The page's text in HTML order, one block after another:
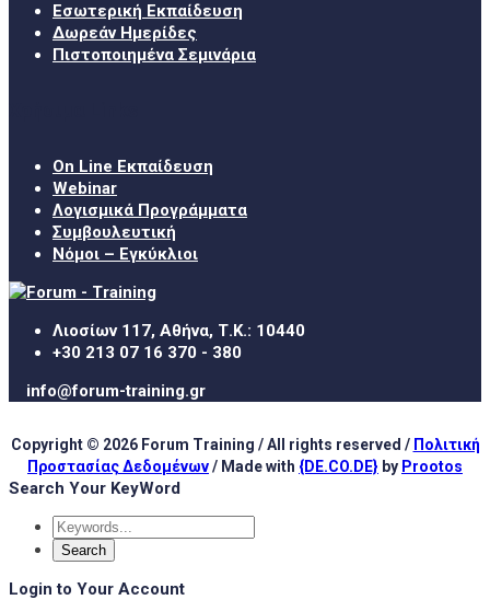
Εσωτερική Εκπαίδευση
Δωρεάν Ημερίδες
Πιστοποιημένα Σεμινάρια
On Line Εκπαίδευση
Webinar
Λογισμικά Προγράμματα
Συμβουλευτική
Νόμοι – Εγκύκλιοι
Λιοσίων 117, Αθήνα, Τ.Κ.: 10440
+30 213 07 16 370 - 380
info@forum-training.gr
Copyright © 2026 Forum Training / All rights reserved / Πολιτική
Προστασίας Δεδομένων/ Made with {DE.CO.DE} by Prootos
Search Your KeyWord
Login to Your Account